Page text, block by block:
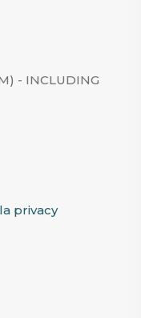
- INCLUDING
privacy